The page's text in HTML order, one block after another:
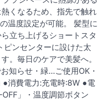
くなるため、指先で触れ
温度設定が可能。 髪型に
立ち上げるショートスタ
ンセンターに設けた太
。毎日のケアで美髪へ。
知らせ・緑…ご使用OK・
消費電力:充電時:8W ●電
」・温度調節ボタン